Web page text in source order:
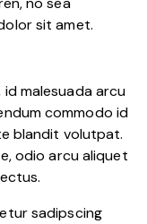
sit amet.
malesuada arcu
commodo id
blandit volutpat.
odio arcu aliquet
sadipscing